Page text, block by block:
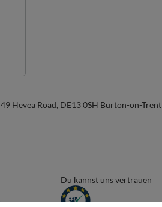
49 Hevea Road, DE13 0SH Burton-on-Trent
Du kannst uns vertrauen